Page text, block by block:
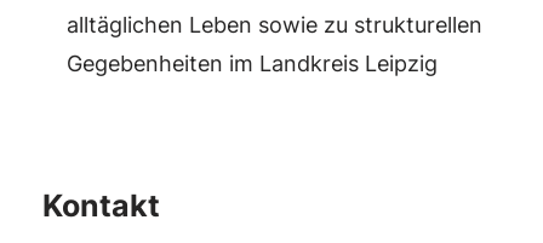
alltäglichen Leben sowie zu strukturellen
Gegebenheiten im Landkreis Leipzig
Kontakt